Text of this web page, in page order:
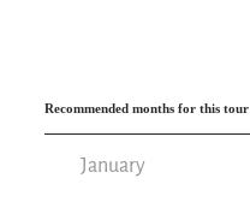
Recommended months for this tour
January